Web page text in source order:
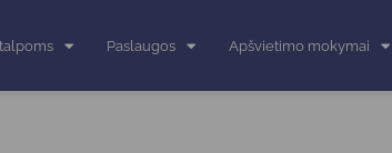
Paslaugos Apšvietimo mokymai